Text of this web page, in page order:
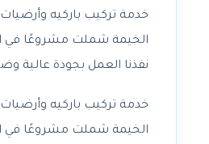
خدمة تركيب باركيه
الخيمة شملت مشروعًا في
نفذنا العمل بجودة عالية
خدمة تركيب باركيه
الخيمة شملت مشروعًا في